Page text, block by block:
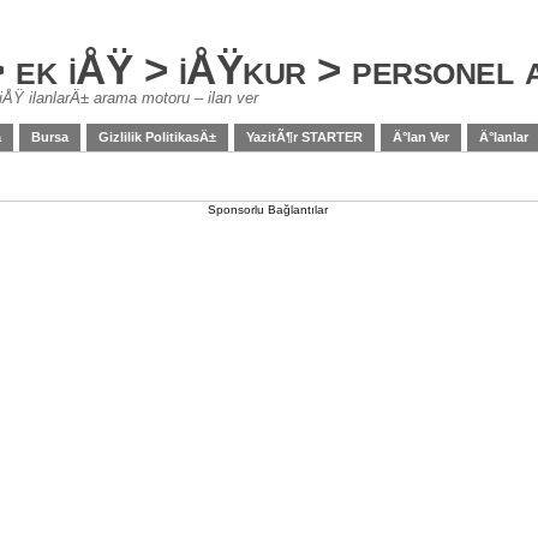
iÅŸ > iÅŸkur > personel
ilanlarÄ± arama motoru – ilan ver
Bursa Gizlilik PolitikasÄ± YazitÃ¶r STARTER Ä°lan Ver Ä°lanlar
Sponsorlu Bağlantılar